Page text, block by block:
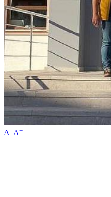
A- A+